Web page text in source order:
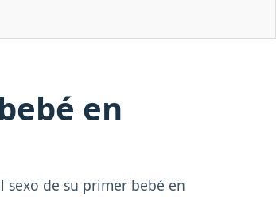
en
sexo de su primer bebé en